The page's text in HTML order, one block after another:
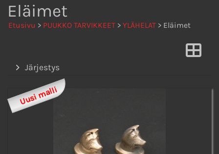
Eläimet
Etusivu > PUUKKO TARVIKKEET > YLÄHELAT > Eläimet
Järjestys
Uusi malli